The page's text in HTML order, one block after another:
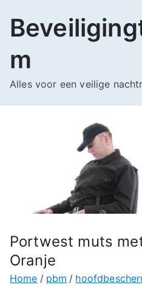
naar
inhoud
m
Alles voor een veilige
Portwest muts
Oranje
Home pbm